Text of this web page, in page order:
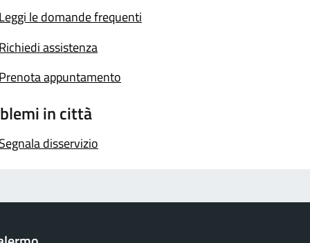
Leggi le domande frequenti
Richiedi assistenza
Prenota appuntamento
in città
Segnala disservizio